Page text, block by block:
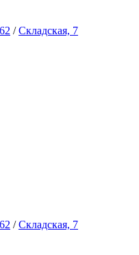
/Складская, 7
/Складская, 7